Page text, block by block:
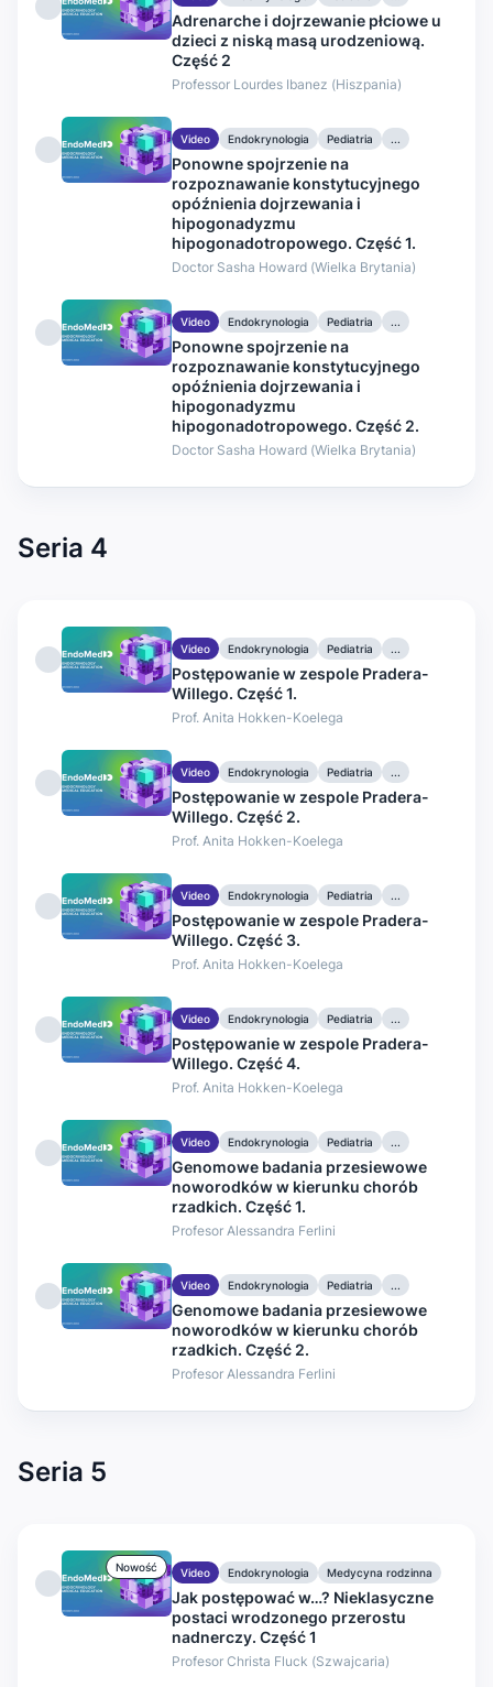
Adrenarche i dojrzewanie płciowe u
dzieci z niską masą urodzeniową.
Część 2
Professor Lourdes Ibanez (Hiszpania)
Video Endokrynologia Pediatria ...
Ponowne spojrzenie na
rozpoznawanie konstytucyjnego
opóźnienia dojrzewania i
hipogonadyzmu
hipogonadotropowego. Część 1.
Doctor Sasha Howard (Wielka Brytania)
Video Endokrynologia Pediatria ...
Ponowne spojrzenie na
rozpoznawanie konstytucyjnego
opóźnienia dojrzewania i
hipogonadyzmu
hipogonadotropowego. Część 2.
Doctor Sasha Howard (Wielka Brytania)
Seria 4
Video Endokrynologia Pediatria ...
Postępowanie w zespole Pradera-
Willego. Część 1.
Prof. Anita Hokken-Koelega
Video Endokrynologia Pediatria ...
Postępowanie w zespole Pradera-
Willego. Część 2.
Prof. Anita Hokken-Koelega
Video Endokrynologia Pediatria ...
Postępowanie w zespole Pradera-
Willego. Część 3.
Prof. Anita Hokken-Koelega
Video Endokrynologia Pediatria ...
Postępowanie w zespole Pradera-
Willego. Część 4.
Prof. Anita Hokken-Koelega
Video Endokrynologia Pediatria ...
Genomowe badania przesiewowe
noworodków w kierunku chorób
rzadkich. Część 1.
Profesor Alessandra Ferlini
Video Endokrynologia Pediatria ...
Genomowe badania przesiewowe
noworodków w kierunku chorób
rzadkich. Część 2.
Profesor Alessandra Ferlini
Seria 5
Nowość Video Endokrynologia
Medycyna rodzinna
...
Jak postępować w…? Nieklasyczne
postaci wrodzonego przerostu
nadnerczy. Część 1
Profesor Christa Fluck (Szwajcaria)